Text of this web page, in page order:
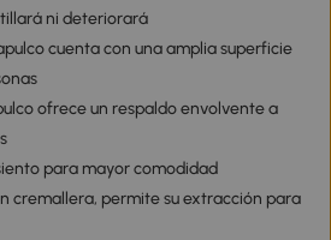
ni deteriorará
cuenta con una amplia superficie
ofrece un respaldo envolvente a
para mayor comodidad
cremallera, permite su extracción para